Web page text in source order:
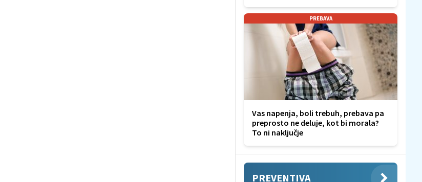
PREBAVA
Vas napenja, boli trebuh, prebava pa
preprosto ne deluje, kot bi morala?
To ni naključje
PREVENTIVA